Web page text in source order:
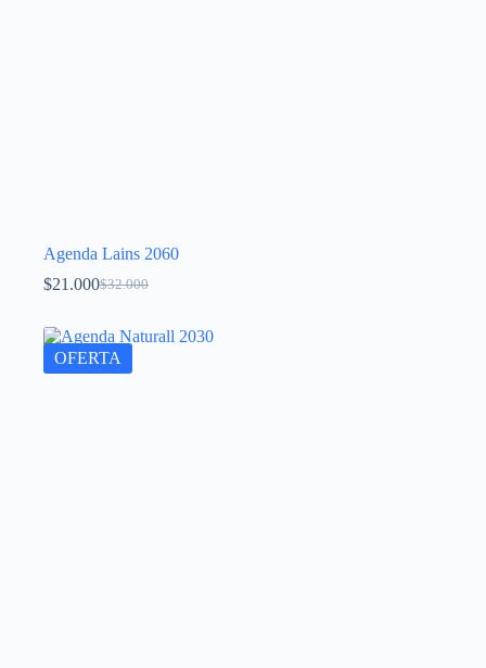
Agenda Lains 2060
$32.000
$21.000
OFERTA